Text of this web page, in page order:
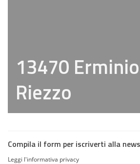
13470
Riezzo
Compila il form per iscriverti alla
Leggi l'informativa privacy